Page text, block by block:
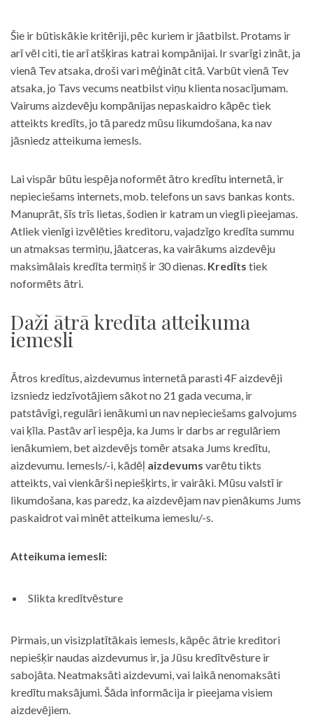
Šie ir būtiskākie kritēriji, pēc kuriem ir jāatbilst. Protams ir
arī vēl citi, tie arī atšķiras katrai kompānijai. Ir svarīgi zināt, ja
vienā Tev atsaka, droši vari mēģināt citā. Varbūt vienā Tev
atsaka, jo Tavs vecums neatbilst viņu klienta nosacījumam.
Vairums aizdevēju kompānijas nepaskaidro kāpēc tiek
atteikts kredīts, jo tā paredz mūsu likumdošana, ka nav
jāsniedz atteikuma iemesls.
Lai vispār būtu iespēja noformēt ātro kredītu internetā, ir
nepieciešams internets, mob. telefons un savs bankas konts.
Manuprāt, šīs trīs lietas, šodien ir katram un viegli pieejamas.
Atliek vienīgi izvēlēties kreditoru, vajadzīgo kredīta summu
un atmaksas termiņu, jāatceras, ka vairākums aizdevēju
maksimālais kredīta termiņš ir 30 dienas. Kredīts tiek
noformēts ātri.
Daži ātrā kredīta atteikuma
iemesli
Ātros kredītus, aizdevumus internetā parasti 4F aizdevēji
izsniedz iedzīvotājiem sākot no 21 gada vecuma, ir
patstāvīgi, regulāri ienākumi un nav nepieciešams galvojums
vai ķīla. Pastāv arī iespēja, ka Jums ir darbs ar regulāriem
ienākumiem, bet aizdevējs tomēr atsaka Jums kredītu,
aizdevumu. Iemesls/-i, kādēļ aizdevums varētu tikts
atteikts, vai vienkārši nepiešķirts, ir vairāki. Mūsu valstī ir
likumdošana, kas paredz, ka aizdevējam nav pienākums Jums
paskaidrot vai minēt atteikuma iemeslu/-s.
Atteikuma iemesli:
Slikta kredītvēsture
Pirmais, un visizplatītākais iemesls, kāpēc ātrie kreditori
nepiešķir naudas aizdevumus ir, ja Jūsu kredītvēsture ir
sabojāta. Neatmaksāti aizdevumi, vai laikā nenomaksāti
kredītu maksājumi. Šāda informācija ir pieejama visiem
aizdevējiem.